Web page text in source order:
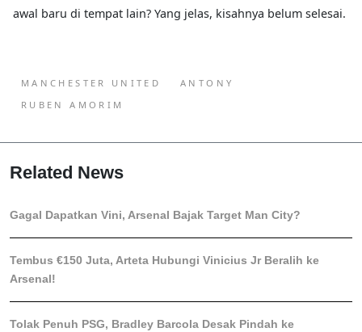
awal baru di tempat lain? Yang jelas, kisahnya belum selesai.
MANCHESTER UNITED
ANTONY
RUBEN AMORIM
Related News
Gagal Dapatkan Vini, Arsenal Bajak Target Man City?
Tembus €150 Juta, Arteta Hubungi Vinicius Jr Beralih ke
Arsenal!
Tolak Penuh PSG, Bradley Barcola Desak Pindah ke